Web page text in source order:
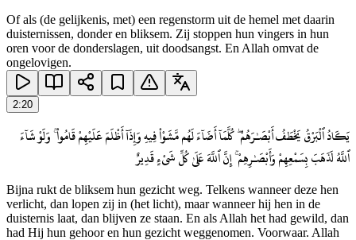
Of als (de gelijkenis, met) een regenstorm uit de hemel met daarin
duisternissen, donder en bliksem. Zij stoppen hun vingers in hun
oren voor de donderslagen, uit doodsangst. En Allah omvat de
ongelovigen.
2:20
يَكَادُ ٱلْبَرْقُ يَخْطَفُ أَبْصَـٰرَهُمْ ۖ كُلَّمَآ أَضَآءَ لَهُم مَّشَوْا۟ فِيهِ وَإِذَآ أَظْلَمَ عَلَيْهِمْ قَامُوا۟ ۚ وَلَوْ شَآءَ
ٱللَّهُ لَذَهَبَ بِسَمْعِهِمْ وَأَبْصَـٰرِهِمْ ۚ إِنَّ ٱللَّهَ عَلَىٰ كُلِّ شَىْءٍ قَدِيرٌ
Bijna rukt de bliksem hun gezicht weg. Telkens wanneer deze hen
verlicht, dan lopen zij in (het licht), maar wanneer hij hen in de
duisternis laat, dan blijven ze staan. En als Allah het had gewild, dan
had Hij hun gehoor en hun gezicht weggenomen. Voorwaar. Allah